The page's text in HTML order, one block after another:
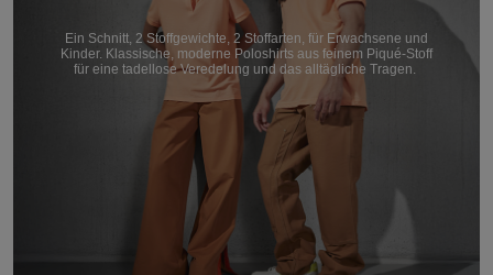
Ein Schnitt, 2 Stoffgewichte, 2 Stoffarten, für Erwachsene und
Kinder. Klassische, moderne Poloshirts aus feinem Piqué-Stoff
für eine tadellose Veredelung und das alltägliche Tragen.